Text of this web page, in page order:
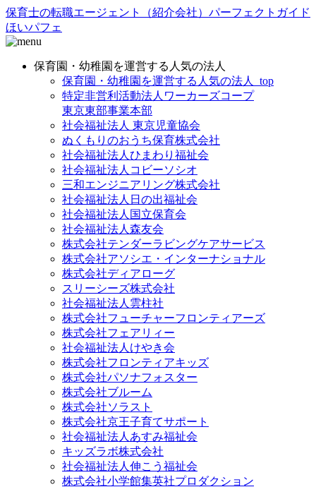
保育士の転職エージェント（紹介会社）パーフェクトガイド
ほいパフェ
保育園・幼稚園を運営する人気の法人
保育園・幼稚園を運営する人気の法人_top
特定非営利活動法人ワーカーズコープ
東京東部事業本部
社会福祉法人 東京児童協会
ぬくもりのおうち保育株式会社
社会福祉法人ひまわり福祉会
社会福祉法人コビーソシオ
三和エンジニアリング株式会社
社会福祉法人日の出福祉会
社会福祉法人国立保育会
社会福祉法人森友会
株式会社テンダーラビングケアサービス
株式会社アソシエ・インターナショナル
株式会社ディアローグ
スリーシーズ株式会社
社会福祉法人雲柱社
株式会社フューチャーフロンティアーズ
株式会社フェアリィー
社会福祉法人けやき会
株式会社フロンティアキッズ
株式会社パソナフォスター
株式会社ブルーム
株式会社ソラスト
株式会社京王子育てサポート
社会福祉法人あすみ福祉会
キッズラボ株式会社
社会福祉法人伸こう福祉会
株式会社小学館集英社プロダクション